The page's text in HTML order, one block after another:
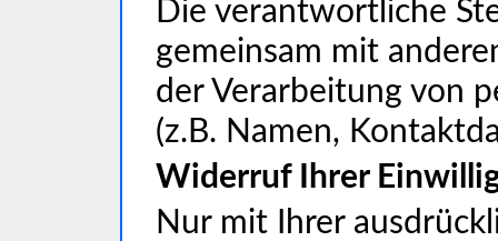
Die verantwortliche
gemeinsam mit
der Verarbeitung von
(z.B. Namen,
Widerruf Ihrer
Nur mit Ihrer